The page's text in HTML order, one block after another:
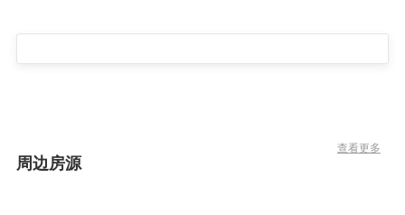
周边房源
查看更多